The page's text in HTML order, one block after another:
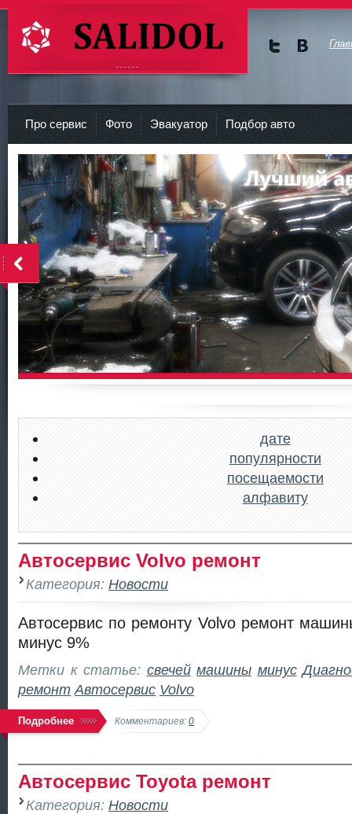
СТО Салидол | salidol в СПб и ЛО
Про сервис Фото Эвакуатор Подбор авто
дате
популярности
посещаемости
алфавиту
Автосервис Volvo ремонт
Категория: Новости
Автосервис по ремонту Volvo ремонт
минус 9%
Метки к статье: свечей машины минус
ремонт Автосервис Volvo
Подробнее Комментариев: 0
Автосервис Toyota ремонт
Категория: Новости